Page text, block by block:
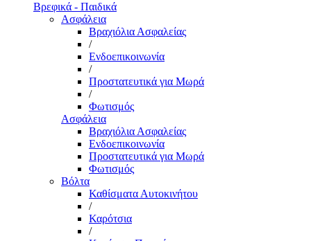
Βρεφικά - Παιδικά
Ασφάλεια
Βραχιόλια Ασφαλείας
/
Ενδοεπικοινωνία
/
Προστατευτικά για Μωρά
/
Φωτισμός
Ασφάλεια
Βραχιόλια Ασφαλείας
Ενδοεπικοινωνία
Προστατευτικά για Μωρά
Φωτισμός
Βόλτα
Καθίσματα Αυτοκινήτου
/
Καρότσια
/